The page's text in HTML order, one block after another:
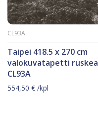
Taipei 418.5 x 270 cm
valokuvatapetti ruskea
CL93A
CL93A
554,50 € /kpl